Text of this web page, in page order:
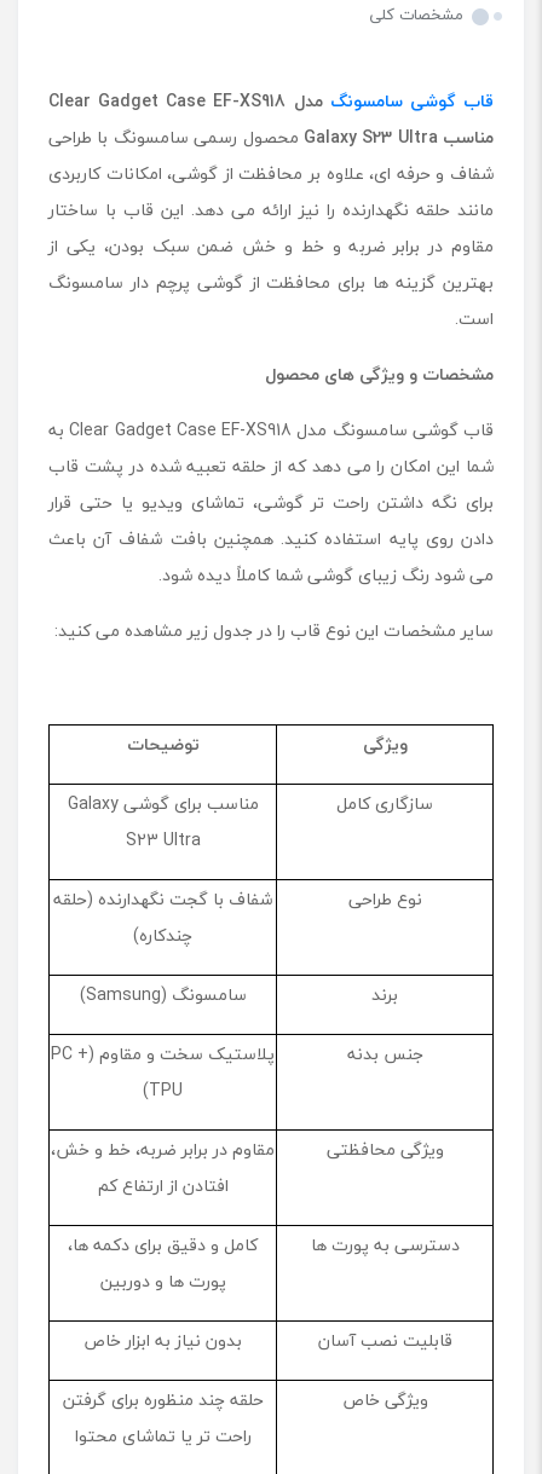
مشخصات کلی
قاب گوشی سامسونگمدل Clear Gadget Case EF-XS918
مناسبGalaxy S23 Ultra محصول رسمی سامسونگ با طراحی
شفاف و حرفه ‌ای، علاوه بر محافظت از گوشی، امکانات کاربردی
مانند حلقه نگهدارنده را نیز ارائه می‌ دهد. این قاب با ساختار
مقاوم در برابر ضربه و خط و خش ضمن سبک بودن، یکی از
بهترین گزینه‌ ها برای محافظت از گوشی پرچم‌ دار سامسونگ
است.
مشخصات و ویژگی های محصول
قاب گوشی سامسونگ مدل Clear Gadget Case EF-XS918 به
شما این امکان را می‌ دهد که از حلقه تعبیه‌ شده در پشت قاب
برای نگه ‌داشتن راحت ‌تر گوشی، تماشای ویدیو یا حتی قرار
دادن روی پایه استفاده کنید. همچنین بافت شفاف آن باعث
می ‌شود رنگ زیبای گوشی شما کاملاً دیده شود.
سایر مشخصات این نوع قاب را در جدول زیر مشاهده می کنید:
ویژگی
توضیحات
سازگاری کامل
مناسب برای گوشی Galaxy
S23 Ultra
نوع طراحی
شفاف با گجت نگهدارنده (حلقه
چندکاره)
برند
سامسونگ (Samsung)
جنس بدنه
پلاستیک سخت و مقاوم (PC +
TPU)
ویژگی محافظتی
مقاوم در برابر ضربه، خط و خش،
افتادن از ارتفاع کم
دسترسی به پورت ‌ها
کامل و دقیق برای دکمه ‌ها،
پورت‌ ها و دوربین
قابلیت نصب آسان
بدون نیاز به ابزار خاص
ویژگی خاص
حلقه چند منظوره برای گرفتن
راحت ‌تر یا تماشای محتوا